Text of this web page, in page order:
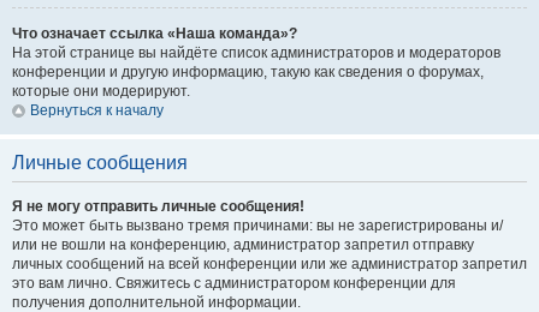
Что означает ссылка «Наша команда»?
На этой странице вы найдёте список администраторов и модераторов
конференции и другую информацию, такую как сведения о форумах,
которые они модерируют.
Вернуться к началу
Личные сообщения
Я не могу отправить личные сообщения!
Это может быть вызвано тремя причинами: вы не зарегистрированы и/
или не вошли на конференцию, администратор запретил отправку
личных сообщений на всей конференции или же администратор запретил
это вам лично. Свяжитесь с администратором конференции для
получения дополнительной информации.